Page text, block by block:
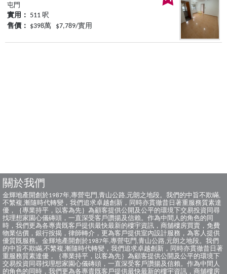
屯門
實用： 511 呎
售價： $398萬 $7,789/實用
關於我們
金輝地產開創於1987年,專營屯門,青山公路,元朗之地段。我們的中旨不欺瞞,
不繁複,漸隨時代轉變，我們追求卓越創新，同時亦貫徹昔日著重服務質素達
優，｛專業持平，以客為先｝為顧客提供公開及公平的環境下交易投資同尋
找理想家園心儀磚頭，一直深受客戶讚揚及信賴。作為中間人的角色的同
時，我們更為各專貴既客戶提供最快最新的樓宇資訊，商舖樓房買賣，免費
物業估價，銀行按揭，律師轉介，更為客戶提供室內設計服務，為客人提供
優質既服務。金輝地產開創於1987年,專營屯門,青山公路,元朗之地段。我們
的中旨不欺瞞,不繁複,漸隨時代轉變，我們追求卓越創新，同時亦貫徹昔日著
重服務質素達優，｛專業持平，以客為先｝為顧客提供公開及公平的環境下
交易投資同尋找理想家園心儀磚頭，一直深受客戶讚揚及信賴。作為中間人
的角色的同時，我們更為各專貴既客戶提供最快最新的樓宇資訊，商舖樓房